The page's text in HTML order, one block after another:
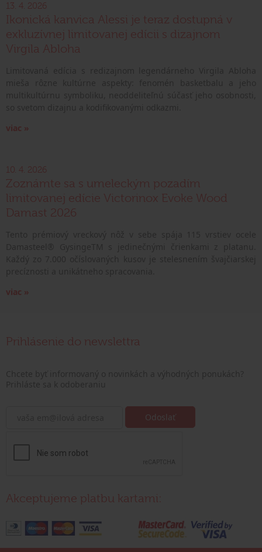
13. 4. 2026
Ikonická kanvica Alessi je teraz dostupná v
exkluzívnej limitovanej edícii s dizajnom
Virgila Abloha
viac »
10. 4. 2026
Zoznámte sa s umeleckým pozadím
limitovanej edície Victorinox Evoke Wood
Damast 2026
viac »
Prihlásenie do newslettra
Akceptujeme platbu kartami: